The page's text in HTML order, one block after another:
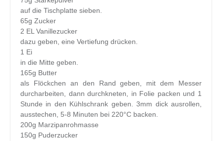
auf die Tischplatte sieben.
65g Zucker
2 EL Vanillezucker
dazu geben, eine Vertiefung drücken.
1 Ei
in die Mitte geben.
165g Butter
als Flöckchen an den Rand geben, mit dem Messer
durcharbeiten, dann durchkneten, in Folie packen und 1
Stunde in den Kühlschrank geben. 3mm dick ausrollen,
ausstechen, 5-8 Minuten bei 220°C backen.
200g Marzipanrohmasse
150g Puderzucker